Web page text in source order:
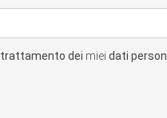
trattamento dei miei dati